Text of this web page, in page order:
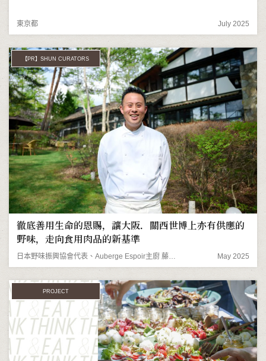
東京都 July 2025
【PR】SHUN CURATORS
徹底善用生命的恩賜，讓大阪．關西世博上亦有供應的
野味，走向食用肉品的新基準
日本野味振興協會代表、Auberge Espoir主廚 藤木德彥先生 May 2025
PROJECT